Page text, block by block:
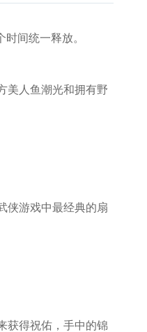
间统一释放。
美人鱼潮光和拥有野
侠游戏中最经典的扇
获得祝佑，手中的锦